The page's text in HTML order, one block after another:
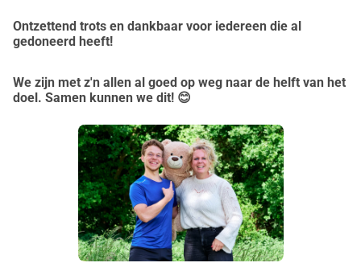
Ontzettend trots en dankbaar voor iedereen die al
gedoneerd heeft!
We zijn met z'n allen al goed op weg naar de helft van het
doel. Samen kunnen we dit! 😊